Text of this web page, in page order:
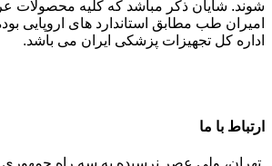
شوند. شایان ذکر مباشد که کلیه
امیران طب مطابق استاندارد های اروپایی
اداره کل تجهیزات پزشکی ایران می باشد.
ارتباط با ما
تهران، ولی عصر نرسیده به سه راه